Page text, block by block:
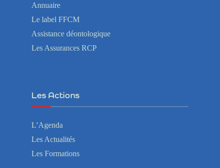
Annuaire
Le label FFCM
Assistance déontologique
Les Assurances RCP
Les Actions
L’Agenda
Les Actualités
Les Formations